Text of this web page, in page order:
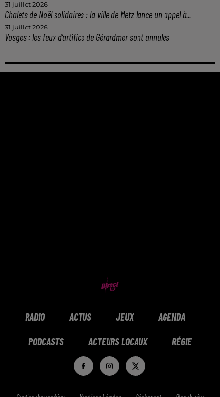
31 juillet 2026
Chalets de Noël solidaires : la ville de Metz lance un appel à...
31 juillet 2026
Vosges : les feux d’artifice de Gérardmer sont annulés
RADIO ACTUS JEUX AGENDA
PODCASTS ACTEURS LOCAUX RÉGIE